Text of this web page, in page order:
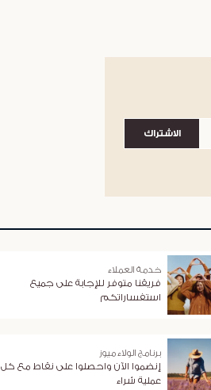
الاشتراك
خدمة العملاء
فريقنا متوفر للإجابة على جميع
استفساراتكم
برنامج الولاء ميوز
إنضموا الآن واحصلوا على نقاط مع كل
عملية شراء